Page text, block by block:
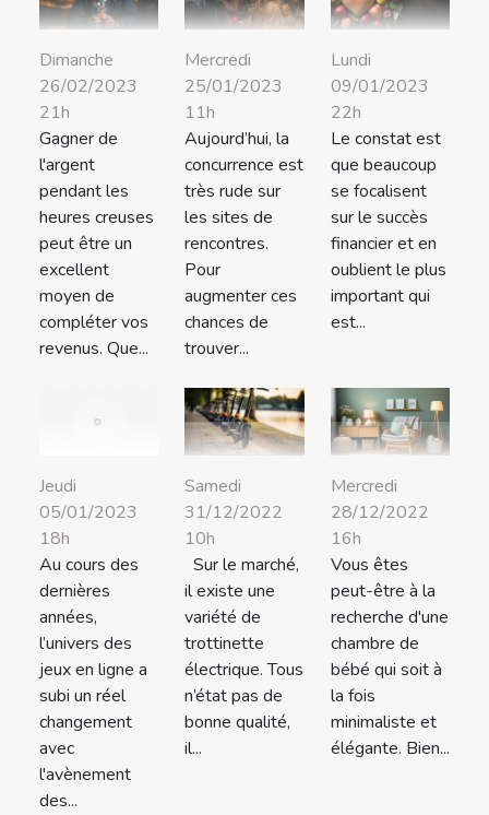
Dimanche
26/02/2023
21h
Gagner de
l'argent
pendant les
heures creuses
peut être un
excellent
moyen de
compléter vos
revenus. Que...
Mercredi
25/01/2023
11h
Aujourd’hui, la
concurrence est
très rude sur
les sites de
rencontres.
Pour
augmenter ces
chances de
trouver...
Lundi
09/01/2023
22h
Le constat est
que beaucoup
se focalisent
sur le succès
financier et en
oublient le plus
important qui
est...
Jeudi
05/01/2023
18h
Au cours des
dernières
années,
l’univers des
jeux en ligne a
subi un réel
changement
avec
l'avènement
des...
Samedi
31/12/2022
10h
Sur le marché,
il existe une
variété de
trottinette
électrique. Tous
n’état pas de
bonne qualité,
il...
Mercredi
28/12/2022
16h
Vous êtes
peut-être à la
recherche d'une
chambre de
bébé qui soit à
la fois
minimaliste et
élégante. Bien...